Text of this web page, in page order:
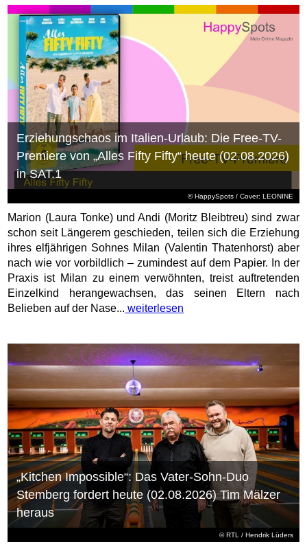
© HappySpots / Cover: LEONINE
Erziehungschaos im Italien-Urlaub: Die Free-TV-
Premiere von „Alles Fifty Fifty“ heute (02.08.2026)
in SAT.1
Marion (Laura Tonke) und Andi (Moritz Bleibtreu) sind zwar
schon seit Längerem geschieden, teilen sich die Erziehung
ihres elfjährigen Sohnes Milan (Valentin Thatenhorst) aber
nach wie vor vorbildlich – zumindest auf dem Papier. In der
Praxis ist Milan zu einem verwöhnten, treist auftretenden
Einzelkind herangewachsen, das seinen Eltern nach
Belieben auf der Nase... weiterlesen
©RTL / Hendrik Lüders
„Kitchen Impossible“: Das Vater-Sohn-Duo
Stemberg fordert heute (02.08.2026) Tim Mälzer
heraus